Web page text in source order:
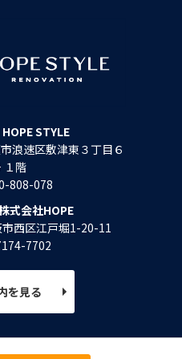
HOPE STYLE
浪速区敷津東３丁目６
１階
808-078
式会社HOPE
市西区江戸堀1-20-11
7702
を見る